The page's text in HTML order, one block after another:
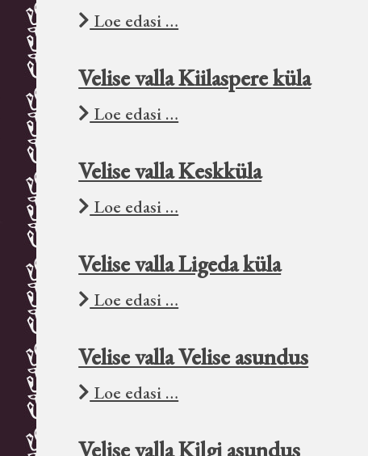
Loe edasi …
Velise valla Kiilaspere küla
Loe edasi …
Velise valla Keskküla
Loe edasi …
Velise valla Ligeda küla
Loe edasi …
Velise valla Velise asundus
Loe edasi …
Velise valla Kilgi asundus